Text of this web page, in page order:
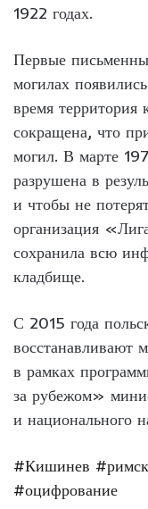
1922 годах.
Первые
могилах
время территория
сокращена, что
могил. В марте
разрушена в
и чтобы не
организация
сохранила всю
кладбище.
С 2015 года
восстанавливают
в рамках
за рубежом»
и национального
#Кишинев
#оцифрование